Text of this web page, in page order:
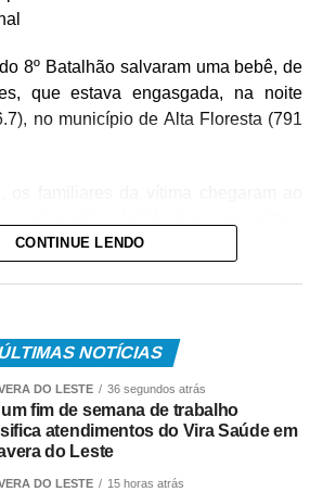
8º Batalhão salvaram uma bebê, de
que estava engasgada, na noite
no município de Alta Floresta (791
das vias aéreas com leite
inicial, o bebê foi levado ao Hospital
da mãe, onde permaneceu sob
médica. A bebê foi atendida pela
que deu continuidade às avaliações
necessários.
CONTINUE LENDO
NOTÍCIAS
DO LESTE 36 segundos atrás
um fim de semana de trabalho
atendimentos do Vira Saúde em
do Leste
DO LESTE 15 horas atrás